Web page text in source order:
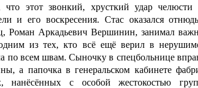
этот звонкий, хрусткий удар челюсти
и его воскресения. Стас оказался
Роман Аркадьевич Вершинин, занимал
из тех, кто всё ещё верил в
по всем швам. Сыночку в спецбольнице
а папочка в генеральском кабинете
нанёсённых с особой жестокостью